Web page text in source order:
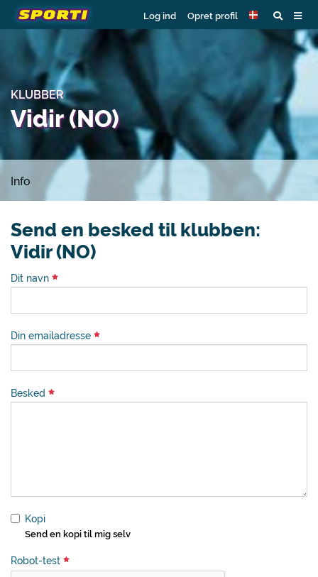
Log ind Opret profil
KLUBBER
Vidir (NO)
Info
Send en besked til klubben:
Vidir (NO)
Dit navn
Din emailadresse
Besked
Kopi
Send en kopi til mig selv
Robot-test